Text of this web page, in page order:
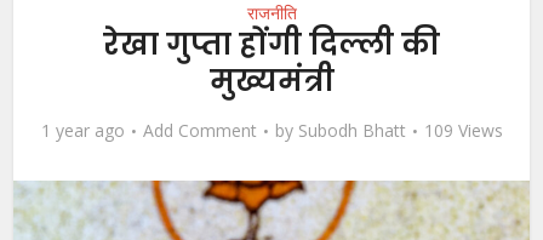
राजनीति
रेखा गुप्ता होंगी दिल्ली की
मुख्यमंत्री
1 year ago Add Comment by Subodh Bhatt 109 Views